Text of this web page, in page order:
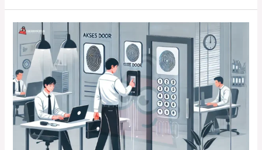
Jasa
Pemasangan
Akses
Door
Absensi
Termurah
+
Garansi!